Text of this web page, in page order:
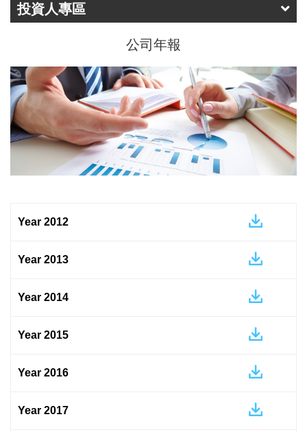
投資人專區
公司年報
Year 2012
Year 2013
Year 2014
Year 2015
Year 2016
Year 2017